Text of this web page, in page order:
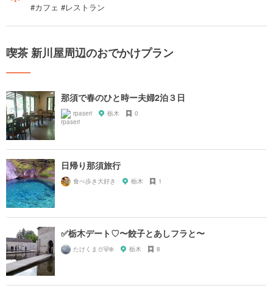
#カフェ #レストラン
喫茶 新川屋周辺のおでかけプラン
那須で春のひと時ー夫婦2泊３日
rpaseri 栃木 0
日帰り那須旅行
食べ歩き大好き 栃木 1
✅栃木デート♡〜餃子とあしフラと〜
たけくま☃️🐻‍❄️ 栃木 8